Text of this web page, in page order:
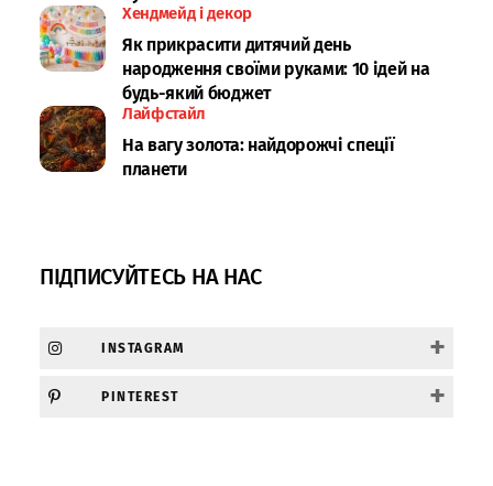
Хендмейд і декор
Як прикрасити дитячий день
народження своїми руками: 10 ідей на
будь-який бюджет
Лайфстайл
На вагу золота: найдорожчі спеції
планети
ПІДПИСУЙТЕСЬ НА НАС
INSTAGRAM +
PINTEREST +